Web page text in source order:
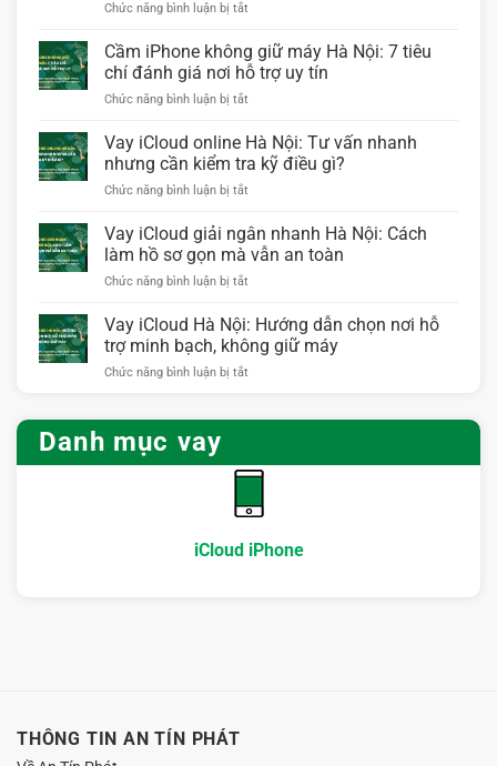
Chức năng bình luận bị tắt
iPhone
không
giữ
máy
Nội:
Nhận
nhanh,
thoại
vẫn
bình
Cầm iPhone không giữ máy Hà Nội: 7 tiêu
chí đánh giá nơi hỗ trợ uy tín
Chức năng bình luận bị tắt
iPhone
không
giữ
máy
Nội:
7
chí
giá
nơi
trợ
tín
Vay iCloud online Hà Nội: Tư vấn nhanh
nhưng cần kiểm tra kỹ điều gì?
Chức năng bình luận bị tắt
iCloud
online
Hà
Nội:
vấn
nhanh
nhưng
cần
gì?
Vay iCloud giải ngân nhanh Hà Nội: Cách
làm hồ sơ gọn mà vẫn an toàn
Chức năng bình luận bị tắt
iCloud
ngân
nhanh
hồ
gọn
vẫn
Vay iCloud Hà Nội: Hướng dẫn chọn nơi hỗ
trợ minh bạch, không giữ máy
Chức năng bình luận bị tắt
Hướng
chọn
nơi
hỗ
trợ
Danh mục vay
iCloud iPhone
THÔNG TIN AN TÍN PHÁT